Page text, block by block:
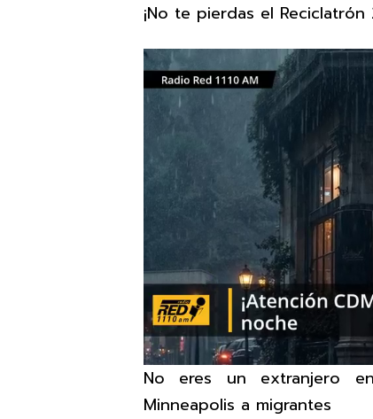
¡No te pierdas el
No eres un extranjero
Minneapolis a migrantes